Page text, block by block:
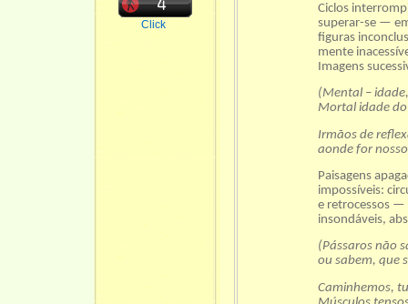
Click
Ciclos
superar-se —
figuras
mente
Imagens
(Mental –
Mortal idade do
Irmãos de
aonde for
Paisagens
impossíveis:
e retrocessos —
insondáveis,
(Pássaros não
ou sabem, que
Caminhemos,